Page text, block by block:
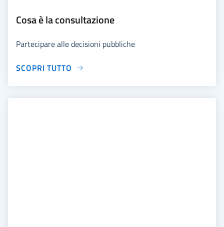
Cosa è la consultazione
Partecipare alle decisioni pubbliche
SCOPRI TUTTO